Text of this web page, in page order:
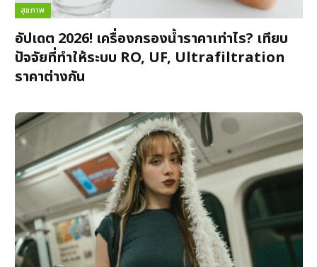
สุขภาพ
อัปเดต 2026! เครื่องกรองน้ำราคาเท่าไร? เทียบ
ปัจจัยที่ทำให้ระบบ RO, UF, Ultrafiltration
ราคาต่างกัน